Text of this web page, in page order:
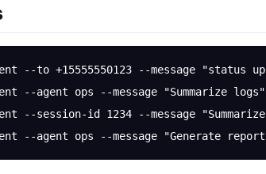
--to +15555550123 --message "status
--agent ops --message "Summarize logs"
--session-id 1234 --message
--agent ops --message "Generate